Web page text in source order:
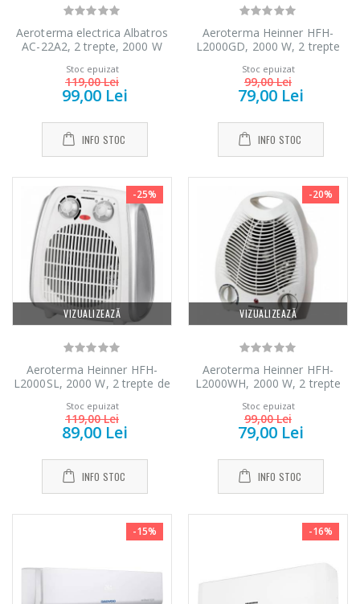
Aeroterma electrica Albatros
AC-22A2, 2 trepte, 2000 W
Stoc epuizat
119,00 Lei
99,00 Lei
INFO STOC
Aeroterma Heinner HFH-
L2000GD, 2000 W, 2 trepte
Alb/Auriu
Stoc epuizat
99,00 Lei
79,00 Lei
INFO STOC
VIZUALIZEAZĂ
-25%
Aeroterma Heinner HFH-
L2000SL, 2000 W, 2 trepte de
Stoc epuizat
119,00 Lei
89,00 Lei
INFO STOC
VIZUALIZEAZĂ
-20%
Aeroterma Heinner HFH-
L2000WH, 2000 W, 2 trepte
Alb
Stoc epuizat
99,00 Lei
79,00 Lei
INFO STOC
-15% -16%